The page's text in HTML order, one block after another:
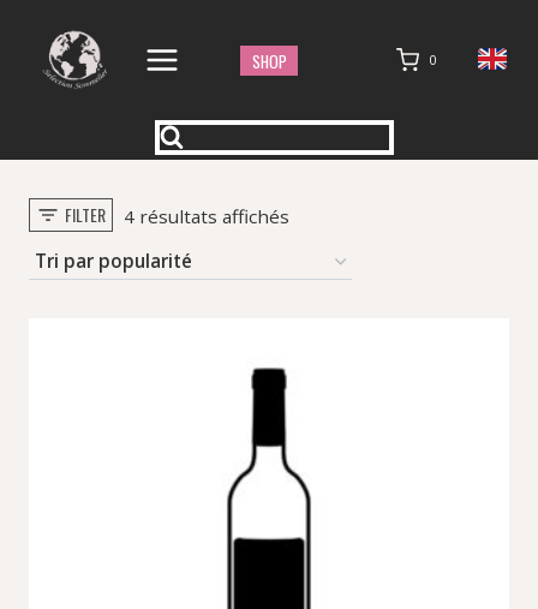
contenu
SHOP 0
FILTER 4 résultats affichésTrié
popularité